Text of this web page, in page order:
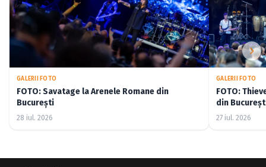
GALERII FOTO
FOTO: Savatage la Arenele Romane din
București
28 iul. 2026
GALERII FOTO
FOTO:
din
27 iul. 2026